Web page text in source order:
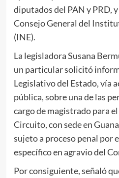
diputados del PAN y PRD,
Consejo General del
(INE).
La legisladora Susana
un particular solicitó
Legislativo del Estado, vía
pública, sobre una de las
cargo de magistrado para
Circuito, con sede en
sujeto a proceso penal por
específico en agravio del
Por consiguiente, señaló